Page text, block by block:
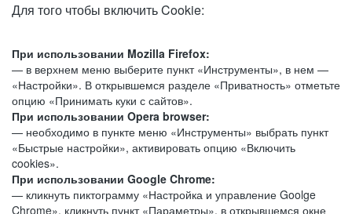
Для того чтобы включить Cookie:
При использовании Mozilla Firefox:
— в верхнем меню выберите пункт «Инструменты», в нем —
«Настройки». В открывшемся разделе «Приватность» отметьте
опцию «Принимать куки с сайтов».
При использовании Opera browser:
— необходимо в пункте меню «Инструменты» выбрать пункт
«Быстрые настройки», активировать опцию «Включить
cookies».
При использовании Google Chrome:
— кликнуть пиктограмму «Настройка и управление Goolge
Chrome», кликнуть пункт «Параметры», в открывшемся окне